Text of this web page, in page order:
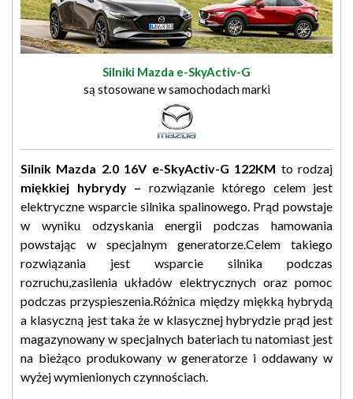
Silniki Mazda e-SkyActiv-G
są stosowane w samochodach marki
Silnik Mazda 2.0 16V e-SkyActiv-G 122KM to rodzaj
miękkiej hybrydy – rozwiązanie którego celem jest
elektryczne wsparcie silnika spalinowego. Prąd powstaje
w wyniku odzyskania energii podczas hamowania
powstając w specjalnym generatorze.Celem takiego
rozwiązania jest wsparcie silnika podczas
rozruchu,zasilenia układów elektrycznych oraz pomoc
podczas przyspieszenia.Różnica między miękką hybrydą
a klasyczną jest taka że w klasycznej hybrydzie prąd jest
magazynowany w specjalnych bateriach tu natomiast jest
na bieżąco produkowany w generatorze i oddawany w
wyżej wymienionych czynnościach.